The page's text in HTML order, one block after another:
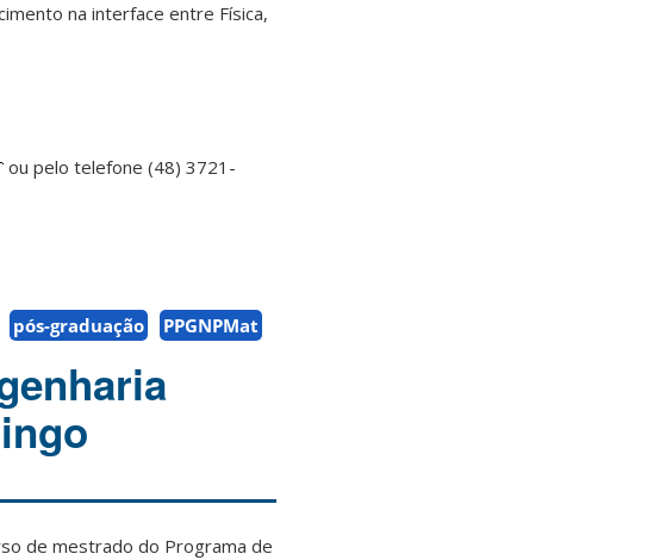
na interface entre Física,
ou pelo telefone (48) 3721-
pós-graduação PPGNPMat
de mestrado do Programa de